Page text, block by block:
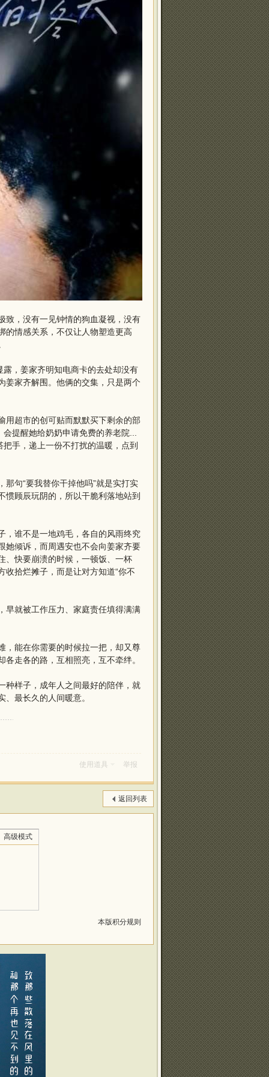
致，没有一见钟情的狗血凝视，没有
的情感关系，不仅让人物塑造更高
，姜家齐明知电商卡的去处却没有
姜家齐解围。他俩的交集，只是两个
用超市的创可贴而默默买下剩余的部
提醒她给奶奶申请免费的养老院...
手，递上一份不打扰的温暖，点到
句“要我替你干掉他吗”就是实打实
惯顾辰玩阴的，所以干脆利落地站到
，谁不是一地鸡毛，各自的风雨终究
她倾诉，而周遇安也不会向姜家齐要
、快要崩溃的时候，一顿饭、一杯
拾烂摊子，而是让对方知道“你不
早就被工作压力、家庭责任填得满满
，能在你需要的时候拉一把，却又尊
走各的路，互相照亮，互不牵绊。
种样子，成年人之间最好的陪伴，就
最长久的人间暖意。
使用道具 举报
返回列表
高级模式
本版积分规则